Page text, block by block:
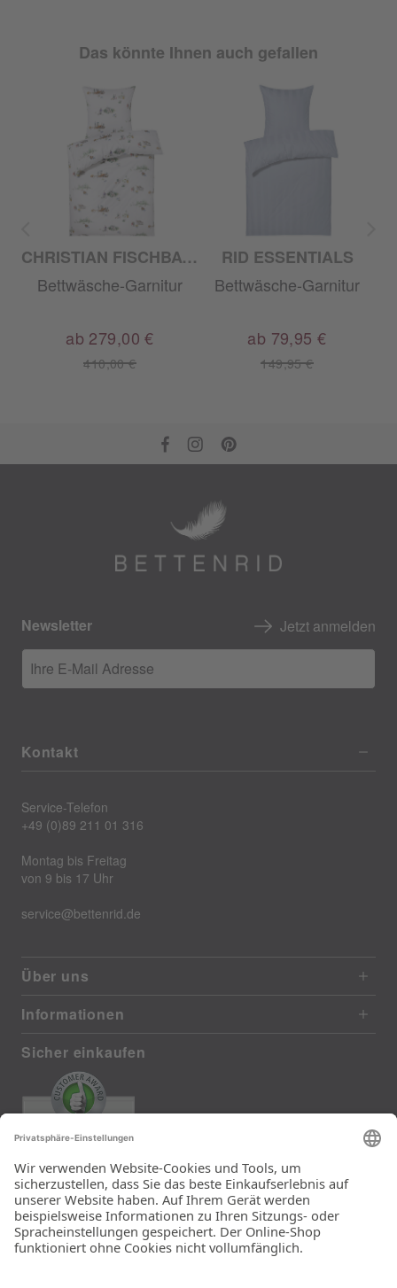
Das könnte Ihnen auch gefallen
CHRISTIAN FISCHBACHER
Bettwäsche-Garnitur
410,00 €
ab 279,00 €
RID ESSENTIALS
Bettwäsche-Garnitur
149,95 €
ab 79,95 €
Newsletter Jetzt anmelden
Ihre E-Mail Adresse
Kontakt
Service-Telefon
+49 (0)89 211 01 316
Montag bis Freitag
von 9 bis 17 Uhr
service@bettenrid.de
Über uns
Informationen
Sicher einkaufen
385 reviews from real customers
(last 12 months)
Total: 11283
Die Auswahl und die
Einfachheit der
Bestellung.